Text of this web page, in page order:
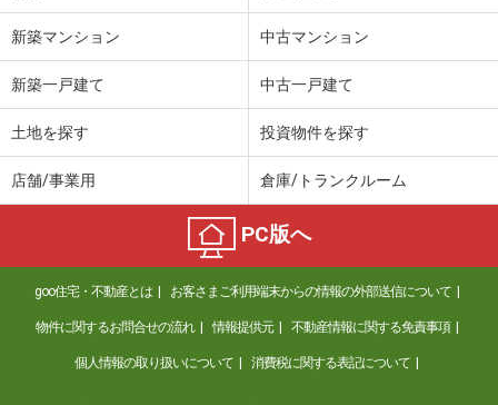
新築マンション 中古マンション
新築一戸建て 中古一戸建て
土地を探す 投資物件を探す
店舗/事業用 倉庫/トランクルーム
PC版へ
goo住宅・不動産とは お客さまご利用端末からの情報の外部送信について
物件に関するお問合せの流れ 情報提供元 不動産情報に関する免責事項
個人情報の取り扱いについて 消費税に関する表記について